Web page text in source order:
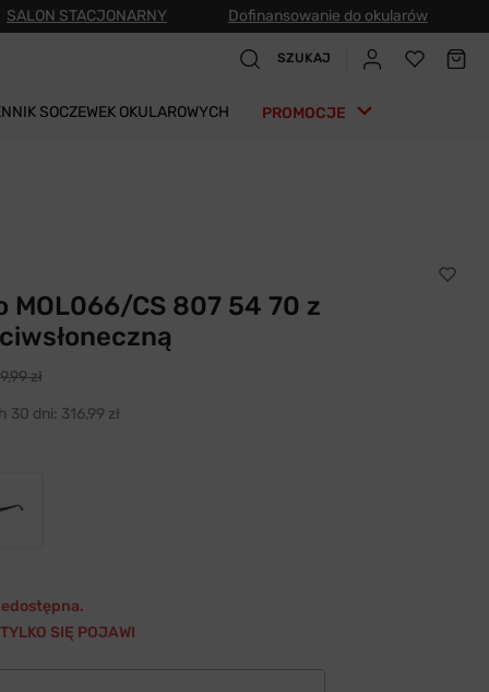
SALON STACJONARNY Dofinansowanie do okularów
SZUKAJ
SOCZEWEK OKULAROWYCH PROMOCJE
MOL066/CS 807 54 70 z
zł
30 dni: 316,99 zł
SIĘ POJAWI